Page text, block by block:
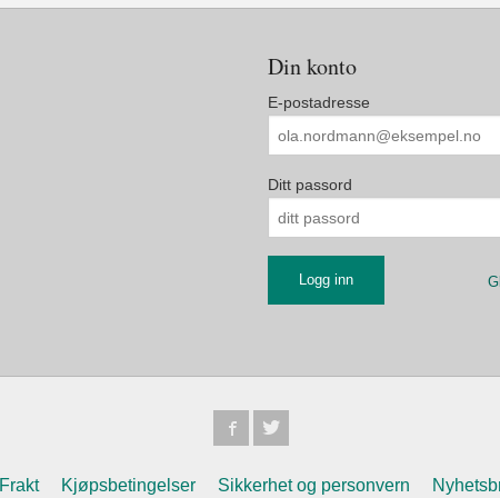
Din konto
E-postadresse
Ditt passord
Frakt Kjøpsbetingelser Sikkerhet og personvern